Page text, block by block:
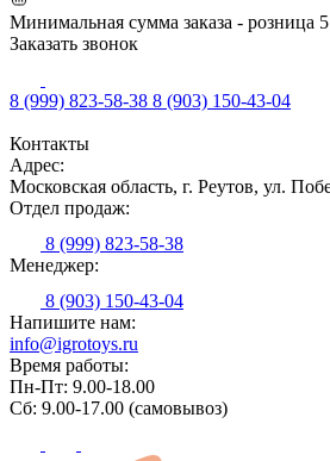
Минимальная сумма заказа - розница
Заказать звонок
8 (999) 823-58-38 8 (903) 150-43-04
Контакты
Адрес:
Московская область, г. Реутов, ул.
Отдел продаж:
8 (999) 823-58-38
Менеджер:
8 (903) 150-43-04
Напишите нам:
info@igrotoys.ru
Время работы:
Пн-Пт: 9.00-18.00
Сб: 9.00-17.00 (самовывоз)